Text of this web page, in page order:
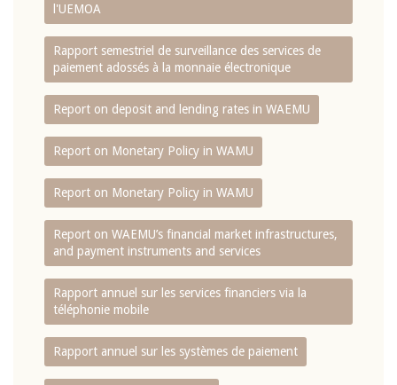
l'UEMOA
Rapport semestriel de surveillance des services de
paiement adossés à la monnaie électronique
Report on deposit and lending rates in WAEMU
Report on Monetary Policy in WAMU
Report on Monetary Policy in WAMU
Report on WAEMU’s financial market infrastructures,
and payment instruments and services
Rapport annuel sur les services financiers via la
téléphonie mobile
Rapport annuel sur les systèmes de paiement